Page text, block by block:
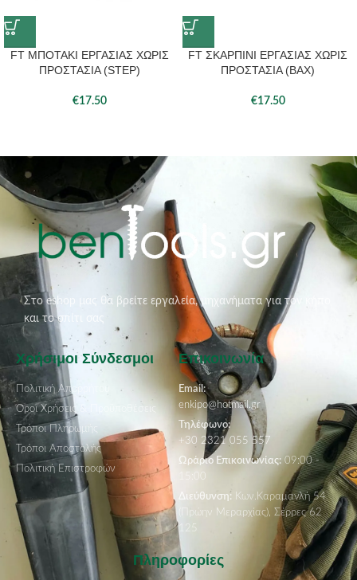
FT ΜΠΟΤΑΚΙ ΕΡΓΑΣΙΑΣ ΧΩΡΙΣ
ΠΡΟΣΤΑΣΙΑ (STEP)
€17.50
FT ΣΚΑΡΠΙΝΙ ΕΡΓΑΣΙΑΣ ΧΩΡΙΣ
ΠΡΟΣΤΑΣΙΑ (ΒΑΧ)
€17.50
Στο eshop μας θα βρείτε εργαλεία, μηχανήματα για τον κήπο
και το σπίτι σας
Χρήσιμοι Σύνδεσμοι
Πολιτική Απορρήτου
Όροι Χρήσεις & Προϋποθέσεις
Τρόποι Πληρωμής
Τρόποι Αποστολής
Πολιτική Επιστροφών
Επικοινωνία
Email:
enkipo@hotmail.gr
Τηλέφωνο:
+30 2321 055 557
Ωράριο Επικοινωνίας: 09:00 -
15:00
Διεύθυνση: Κων.Καραμανλή 54
(Πρώην Μεραρχίας), Σέρρες 62
125
Πληροφορίες